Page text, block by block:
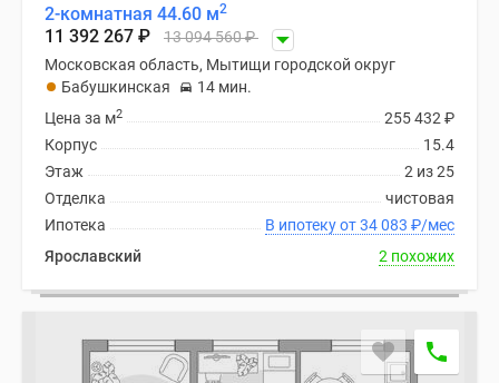
2-комнатная 44.60 м2
11 392 267 ₽ 13 094 560₽
Московская область, Мытищи городской округ
Бабушкинская
14 мин.
255 432 ₽
Цена за м2
15.4
Корпус
2 из 25
Этаж
чистовая
Отделка
В ипотеку от 34 083 ₽/мес
Ипотека
Ярославский
2 похожих